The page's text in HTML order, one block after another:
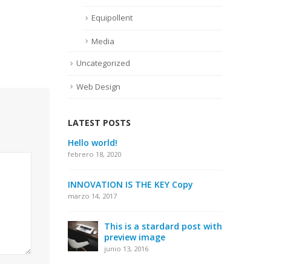
Equipollent
Media
Uncategorized
Web Design
LATEST POSTS
Hello world!
febrero 18, 2020
INNOVATION IS THE KEY Copy
marzo 14, 2017
This is a stardard post with
preview image
junio 13, 2016